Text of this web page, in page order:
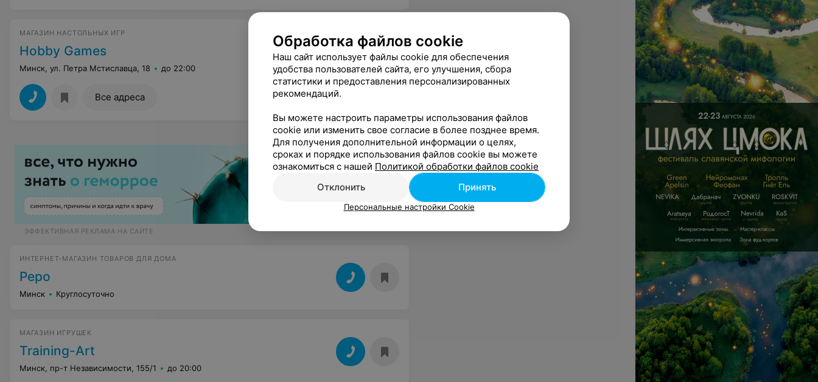
МАГАЗИН НАСТОЛЬНЫХ ИГР
Hobby Games
Минск, ул. Петра Мстиславца, 18 до 22:00
Все адреса
ЭФФЕКТИВНАЯ РЕКЛАМА НА САЙТЕ
ИНТЕРНЕТ-МАГАЗИН ТОВАРОВ ДЛЯ ДОМА
Pepo
Минск Круглосуточно
МАГАЗИН ИГРУШЕК
Training-Art
Минск, пр-т Независимости, 155/1 до 20:00
Обработка файлов cookie
Наш сайт использует файлы cookie для обеспечения
удобства пользователей сайта, его улучшения, сбора
статистики и предоставления персонализированных
рекомендаций.
Вы можете настроить параметры использования файлов
cookie или изменить свое согласие в более позднее время.
Для получения дополнительной информации о целях,
сроках и порядке использования файлов cookie вы можете
ознакомиться с нашей Политикой обработки файлов cookie
Отклонить
Принять
Персональные настройки Cookie